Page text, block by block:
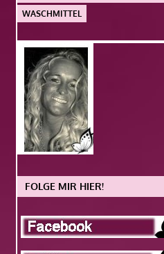
WASCHMITTEL
FOLGE MIR HIER!